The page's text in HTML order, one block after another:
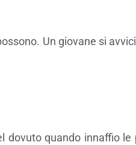
Un giovane si
dovuto quando innaffio le